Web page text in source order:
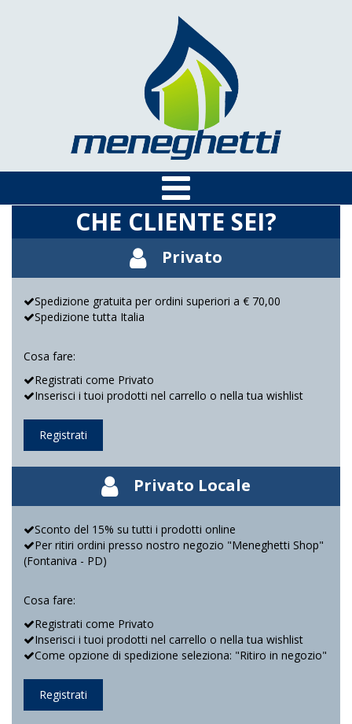
CHE CLIENTE SEI?
Privato
Spedizione gratuita per ordini superiori a € 70,00
Spedizione tutta Italia
Cosa fare:
Registrati come Privato
Inserisci i tuoi prodotti nel carrello o nella tua wishlist
Registrati
Privato Locale
Sconto del 15% su tutti i prodotti online
Per ritiri ordini presso nostro negozio "Meneghetti Shop"
(Fontaniva - PD)
Cosa fare:
Registrati come Privato
Inserisci i tuoi prodotti nel carrello o nella tua wishlist
Come opzione di spedizione seleziona: "Ritiro in negozio"
Registrati